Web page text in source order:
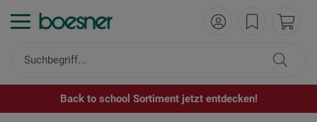
Back to school Sortiment jetzt entdecken!